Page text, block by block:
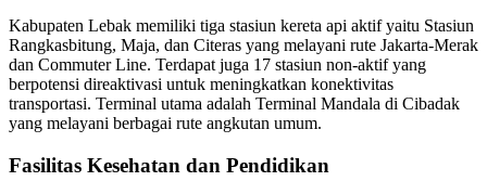
Kabupaten Lebak memiliki tiga stasiun kereta api aktif yaitu Stasiun
Rangkasbitung, Maja, dan Citeras yang melayani rute Jakarta-Merak
dan Commuter Line. Terdapat juga 17 stasiun non-aktif yang
berpotensi direaktivasi untuk meningkatkan konektivitas
transportasi. Terminal utama adalah Terminal Mandala di Cibadak
yang melayani berbagai rute angkutan umum.
Fasilitas Kesehatan dan Pendidikan